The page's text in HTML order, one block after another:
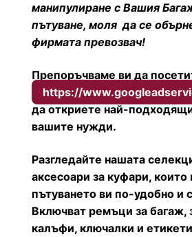
манипулиране с Вашия
пътуване, моля да се
фирмата превозвач!
Препоръчваме ви да
https://
да откриете най-
вашите нужди.
Разгледайте нашата
аксесоари за куфари,
пътуването ви по-удобно и
Включват ремъци за багаж,
калъфи, ключалки и